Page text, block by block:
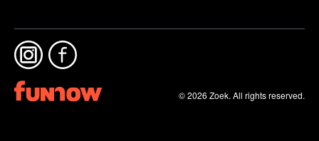
© 2026 Zoek. All rights reserved.